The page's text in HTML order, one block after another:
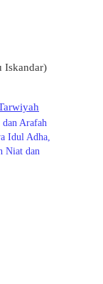
Iskandar)
dan Arafah
Idul Adha,
Niat dan